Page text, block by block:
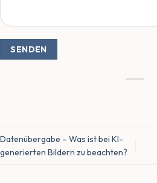
Datenübergabe – Was ist bei KI-
generierten Bildern zu beachten?